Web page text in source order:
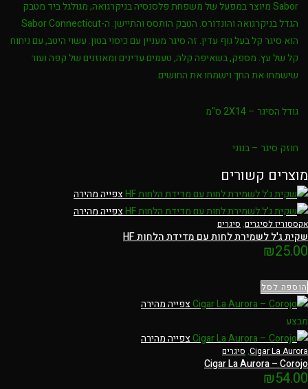
Sabor מיוצר במפעל של משפחת פלסנסיה בניקרגואה, מגולגל ביד מטבק
הגדל בניקרגואה והונדורס. הטבק הותסס והתיישן. ה-Sabor Connecticut
הוא סיגר קל בעל גוף עדין. זה סיגר מעניין עם כיסוי בטון. עשוי היטב, עם ניחוח
קל של עץ. מספק, בשאיפה קלה, טעמים עדינים ומאוזנים של קפה ועור
שישמחו את החך וישמחו את החושים.
גודל הסיגר – 2X14 ס"מ
חוזק סיגר – בנוני
מוצרים קשורים
צפייה מהירה
צפייה מהירה
אקססוריז לסיגרים, סיגרים
שקית ג'ל לשמירת לחות עם מדידת הלחות HF
₪25.00
הוספה לסל
צפייה מהירה
מבצע
צפייה מהירה
Cigar La Aurora
, סיגרים
Cigar La Aurora – Corojo
₪54.00